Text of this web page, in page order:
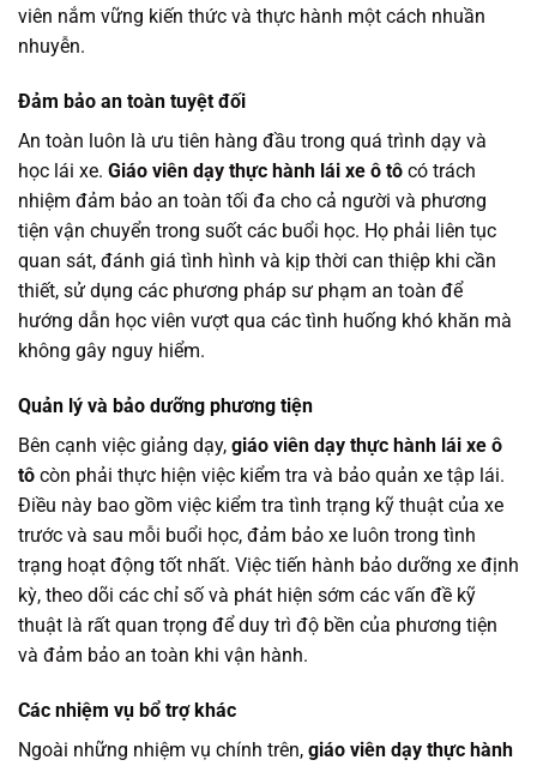
viên nắm vững kiến thức và thực hành một cách nhuần
nhuyễn.
Đảm bảo an toàn tuyệt đối
An toàn luôn là ưu tiên hàng đầu trong quá trình dạy và
học lái xe. Giáo viên dạy thực hành lái xe ô tô có trách
nhiệm đảm bảo an toàn tối đa cho cả người và phương
tiện vận chuyển trong suốt các buổi học. Họ phải liên tục
quan sát, đánh giá tình hình và kịp thời can thiệp khi cần
thiết, sử dụng các phương pháp sư phạm an toàn để
hướng dẫn học viên vượt qua các tình huống khó khăn mà
không gây nguy hiểm.
Quản lý và bảo dưỡng phương tiện
Bên cạnh việc giảng dạy, giáo viên dạy thực hành lái xe ô
tô còn phải thực hiện việc kiểm tra và bảo quản xe tập lái.
Điều này bao gồm việc kiểm tra tình trạng kỹ thuật của xe
trước và sau mỗi buổi học, đảm bảo xe luôn trong tình
trạng hoạt động tốt nhất. Việc tiến hành bảo dưỡng xe định
kỳ, theo dõi các chỉ số và phát hiện sớm các vấn đề kỹ
thuật là rất quan trọng để duy trì độ bền của phương tiện
và đảm bảo an toàn khi vận hành.
Các nhiệm vụ bổ trợ khác
Ngoài những nhiệm vụ chính trên, giáo viên dạy thực hành